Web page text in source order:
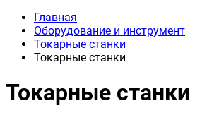
Главная
Оборудование и инструмент
Токарные станки
Токарные станки
Токарные станки